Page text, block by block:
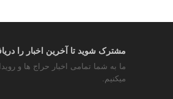
مشترک شوید تا آخرین اخبار را
ما به شما تمامی اخبار حراج ها و
میکنیم.